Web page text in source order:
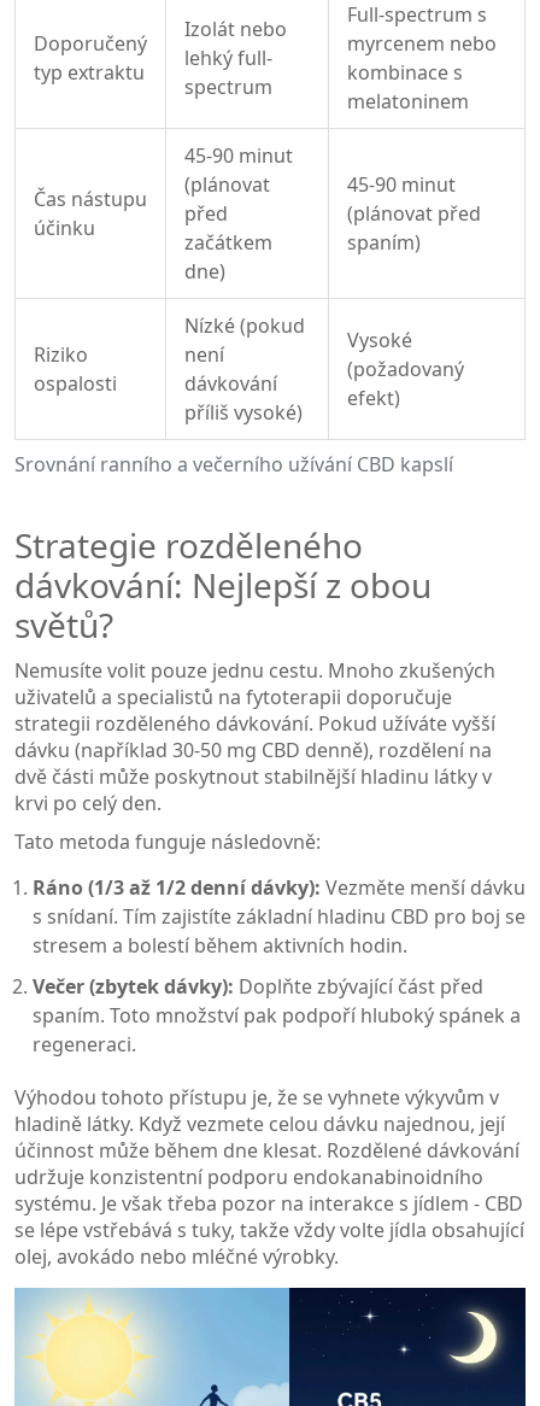
Srovnání ranního a večerního užívání CBD kapslí
Doporučený
typ extraktu
Izolát nebo
lehký full-
spectrum
Full-spectrum s
myrcenem nebo
kombinace s
melatoninem
Čas nástupu
účinku
45-90 minut
(plánovat
před
začátkem
dne)
45-90 minut
(plánovat před
spaním)
Riziko
ospalosti
Nízké (pokud
není
dávkování
příliš vysoké)
Vysoké
(požadovaný
efekt)
Strategie rozděleného
dávkování: Nejlepší z obou
světů?
Nemusíte volit pouze jednu cestu. Mnoho zkušených
uživatelů a specialistů na fytoterapii doporučuje
strategii rozděleného dávkování. Pokud užíváte vyšší
dávku (například 30-50 mg CBD denně), rozdělení na
dvě části může poskytnout stabilnější hladinu látky v
krvi po celý den.
Tato metoda funguje následovně:
Ráno (1/3 až 1/2 denní dávky): Vezměte menší dávku
s snídaní. Tím zajistíte základní hladinu CBD pro boj se
stresem a bolestí během aktivních hodin.
Večer (zbytek dávky): Doplňte zbývající část před
spaním. Toto množství pak podpoří hluboký spánek a
regeneraci.
Výhodou tohoto přístupu je, že se vyhnete výkyvům v
hladině látky. Když vezmete celou dávku najednou, její
účinnost může během dne klesat. Rozdělené dávkování
udržuje konzistentní podporu endokanabinoidního
systému. Je však třeba pozor na interakce s jídlem - CBD
se lépe vstřebává s tuky, takže vždy volte jídla obsahující
olej, avokádo nebo mléčné výrobky.